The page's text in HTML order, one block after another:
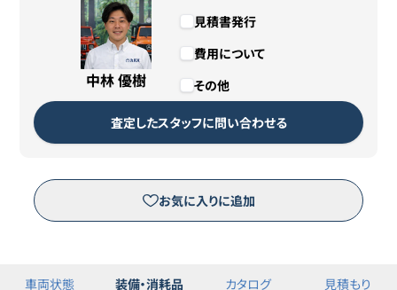
中林 優樹
見積書発行
費用について
その他
査定したスタッフに問い合わせる
お気に入りに追加
車両状態 装備・消耗品 カタログ 見積もり